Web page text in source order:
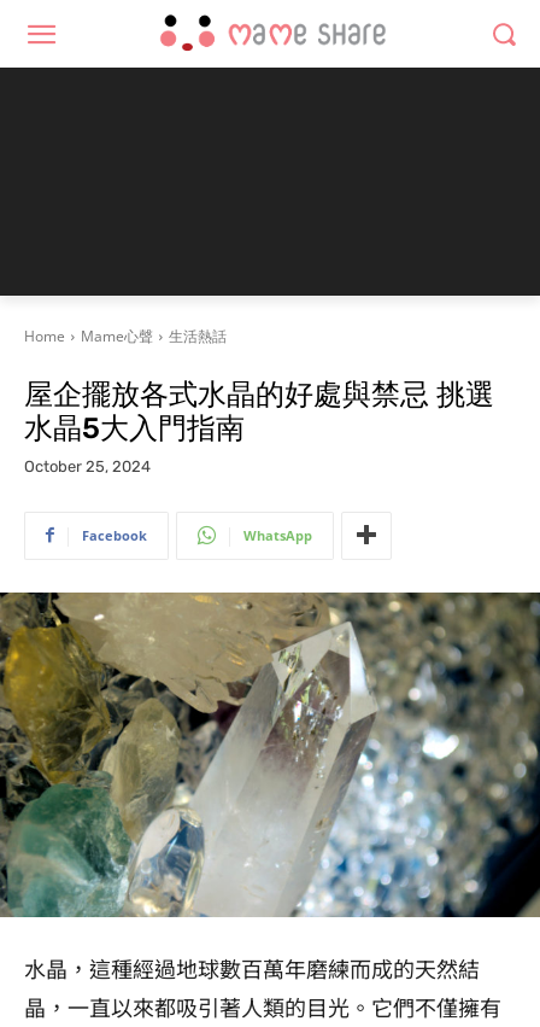
Home Mame心聲 生活熱話
屋企擺放各式水晶的好處與禁忌 挑選
水晶5大入門指南
October 25, 2024
Facebook WhatsApp
水晶，這種經過地球數百萬年磨練而成的天然結
晶，一直以來都吸引著人類的目光。它們不僅擁有